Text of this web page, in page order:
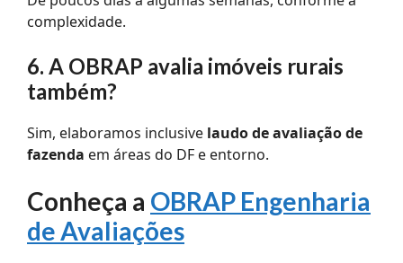
complexidade.
6. A OBRAP avalia imóveis rurais
também?
Sim, elaboramos inclusive laudo de avaliação de
fazenda em áreas do DF e entorno.
Conheça a OBRAP Engenharia
de Avaliações